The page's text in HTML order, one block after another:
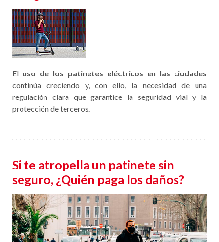
El uso de los patinetes eléctricos en las ciudades
continúa creciendo y, con ello, la necesidad de una
regulación clara que garantice la seguridad vial y la
protección de terceros.
Si te atropella un patinete sin
seguro, ¿Quién paga los daños?